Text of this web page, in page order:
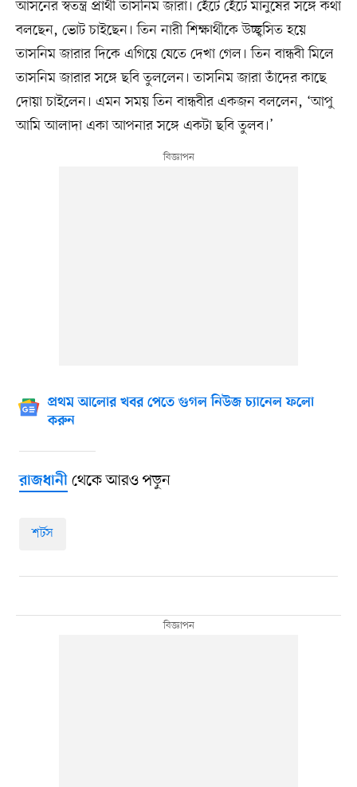
আসনের স্বতন্ত্র প্রার্থী তাসনিম জারা। হেঁটে হেঁটে মানুষের সঙ্গে কথা
বলছেন, ভোট চাইছেন। তিন নারী শিক্ষার্থীকে উচ্ছ্বসিত হয়ে
তাসনিম জারার দিকে এগিয়ে যেতে দেখা গেল। তিন বান্ধবী মিলে
তাসনিম জারার সঙ্গে ছবি তুললেন। তাসনিম জারা তাঁদের কাছে
দোয়া চাইলেন। এমন সময় তিন বান্ধবীর একজন বললেন, ‘আপু
আমি আলাদা একা আপনার সঙ্গে একটা ছবি তুলব।’
প্রথম আলোর খবর পেতে গুগল নিউজ চ্যানেল ফলো
করুন
রাজধানীথেকে আরও পড়ুন
শর্টস